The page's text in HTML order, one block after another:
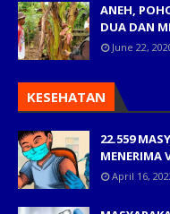
ANEH,
DUA DAN
June 22,
KESEHATAN
22.559
MENERIMA
April 16,